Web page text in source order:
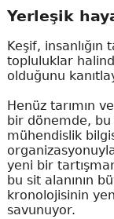
Yerleşik
Keşif,
topluluklar
olduğunu
Henüz tarımın
bir dönemde, bu
mühendislik
yeni bir
bu sit alanının
kronolojisinin
savunuyor.